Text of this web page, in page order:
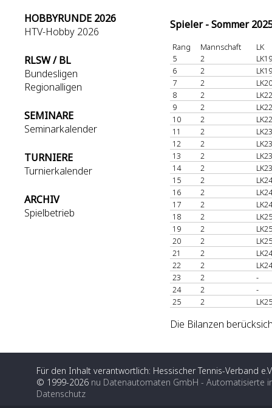
HOBBYRUNDE 2026
HTV-Hobby 2026
RLSW / BL
Bundesligen
Regionalligen
SEMINARE
Seminarkalender
TURNIERE
Turnierkalender
ARCHIV
Spielbetrieb
Spieler - Sommer
Rang Mannschaft
LK
5
2
6
2
7
2
8
2
9
2
10
2
11
2
12
2
13
2
14
2
15
2
16
2
17
2
18
2
19
2
20
2
21
2
22
2
23
2
-
24
2
-
25
2
Die Bilanzen
Für den Inhalt verantwortlich: Hessischer Tennis-Verband
© 1999-2026 nu Datenautomaten GmbH - Automatisierte
Datenschutz